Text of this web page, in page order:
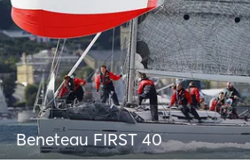
Beneteau FIRST 40